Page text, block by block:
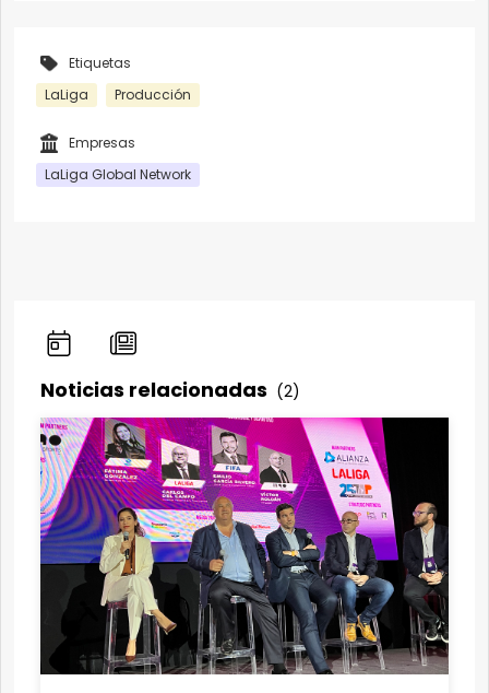
Etiquetas
LaLiga
Producción
Empresas
LaLiga Global Network
Noticias relacionadas (2)